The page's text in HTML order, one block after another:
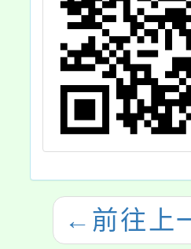
← 前往上